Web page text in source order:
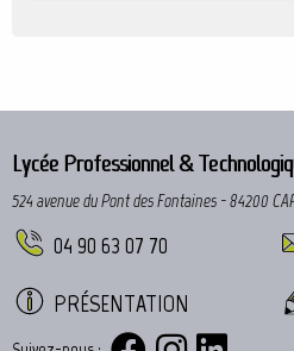
Lycée Professionnel &
524 avenue du Pont des Fontaines - 84200
04 90 63 07 70
PRÉSENTATION